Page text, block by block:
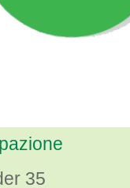
35